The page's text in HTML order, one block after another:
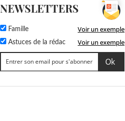
NEWSLETTERS
Famille Voir un exemple
Astuces de la rédac Voir un exemple